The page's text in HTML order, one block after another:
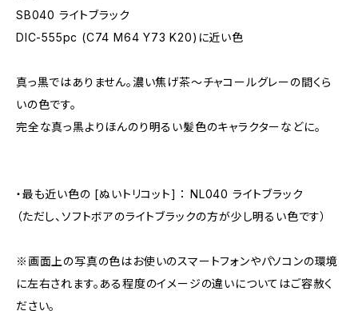
SB040 ライトブラック
DIC-555pc (C74 M64 Y73 K20)に近い色
真っ黒ではありません。濃い焦げ茶〜チャコールグレーの間くら
いの色です。
完全な真っ黒よりほんのり明るい髪色のキャラクターなどに。
・最も近い色の [ぬいトリコット] ： NL040 ライトブラック
（ただし、ソフトボアのライトブラックの方が少し明るい色です）
※画面上の写真の色はお使いのスマートフォンやパソコンの環境
に左右されます。ある程度のイメージの違いについてはご容赦く
ださい。